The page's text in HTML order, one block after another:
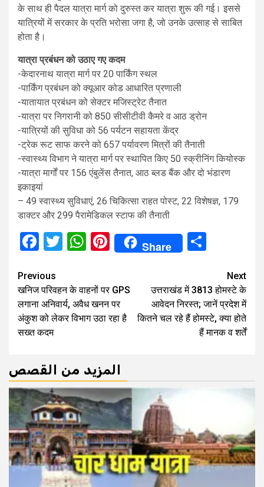
के साथ ही पैदल यात्रा मार्ग को दुरुस्त कर यात्रा शुरू की गई। इससे
यात्रियों में सरकार के प्रति भरोसा जगा है, जो उनके उत्साह से साबित
होता है।
यात्रा प्रबंधन को उठाए गए कदम
-केदारनाथ यात्रा मार्ग पर 20 पार्किंग स्थल
-पार्किंग प्रबंधन को क्यूआर कोड आधारित प्रणाली
-यातायात प्रबंधन को सेक्टर मजिस्ट्रेट तैनात
-यात्रा पर निगरानी को 850 सीसीटीवी कैमरे व आठ ड्रोन
-यात्रियों की सुविधा को 56 पर्यटन सहायता केंद्र
-ट्रेक रूट साफ करने को 657 पर्यावरण मित्रों की तैनाती
-स्वास्थ्य विभाग ने यात्रा मार्ग पर स्थापित किए 50 स्क्रीनिंग कियोस्क
-यात्रा मार्गों पर 156 एंबुलेंस तैनात, आठ ब्लड बैंक और दो भंडारण
इकाइयां
– 49 स्वास्थ्य सुविधाएं, 26 चिकित्सा राहत पोस्ट, 22 विशेषज्ञ, 179
डाक्टर और 299 पैरामेडिकल स्टाफ की तैनाती
Facebook
TwitterWhatsApp
Pinterest
Share
Continue
Reading
Previous
खनिज परिवहन के वाहनों पर GPS
लगाना अनिवार्य, अवैध खनन पर
अंकुश को लेकर विभाग उठा रहा है
सख्त कदम
Next
उत्तराखंड में 3813 होमस्टे के
आवेदन निरस्त; जानें प्रदेश में
कितने चल रहे हैं होमस्टे, क्या होते
हैं मानक व शर्तें
المزيد من القصص